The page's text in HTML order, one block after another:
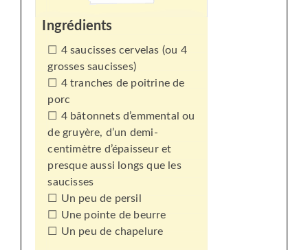
Ingrédients
4 saucisses cervelas (ou 4
grosses saucisses)
4 tranches de poitrine de
porc
4 bâtonnets d’emmental ou
de gruyère, d’un demi-
centimètre d’épaisseur et
presque aussi longs que les
saucisses
Un peu de persil
Une pointe de beurre
Un peu de chapelure